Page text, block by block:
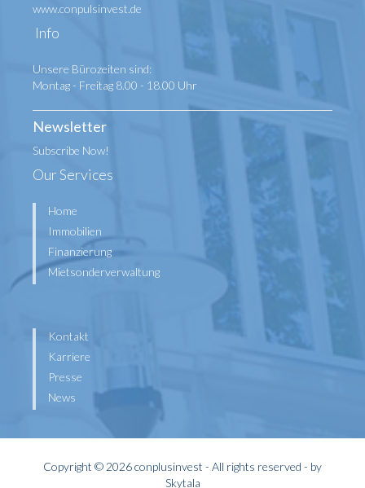
www.conpulsinvest.de
Info
Unsere Bürozeiten sind:
Montag - Freitag 8.00 - 18.00 Uhr
Newsletter
Subscribe Now!
Our Services
Home
Immobilien
Finanzierung
Mietsonderverwaltung
Kontakt
Karriere
Presse
News
Copyright © 2026 conplusinvest - All rights reserved - by
Skytala